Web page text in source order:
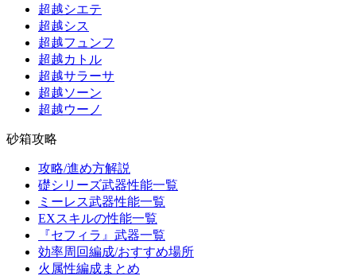
超越シエテ
超越シス
超越フュンフ
超越カトル
超越サラーサ
超越ソーン
超越ウーノ
砂箱攻略
攻略/進め方解説
礎シリーズ武器性能一覧
ミーレス武器性能一覧
EXスキルの性能一覧
『セフィラ』武器一覧
効率周回編成/おすすめ場所
火属性編成まとめ